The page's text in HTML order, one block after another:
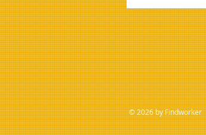
© 2026 by Findworker